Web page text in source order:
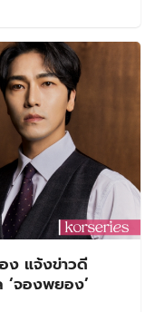
ง แจ้งข่าวดี
จองพยอง’